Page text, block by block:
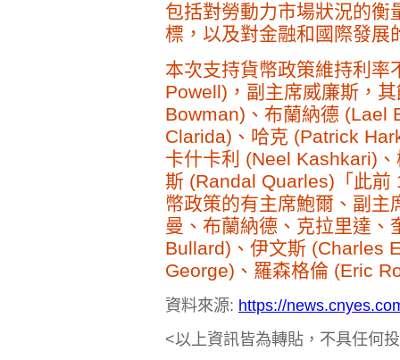
包括對勞動力市場狀況的衡
標，以及對金融和國際發展
本次支持貨幣政策維持利
Powell)，副主席威廉斯，
Bowman)、布蘭納德 (Lael
Clarida)、哈克 (Patrick
卡什卡利 (Neel Kashkari)
斯 (Randal Quarles)「此前
幣政策的有主席鮑爾、副主
曼、布蘭納德、克拉里達
Bullard)、伊文斯 (Charles
George)、羅森格倫 (Eric
資料來源: https://
<以上資訊皆為轉貼，不具任何